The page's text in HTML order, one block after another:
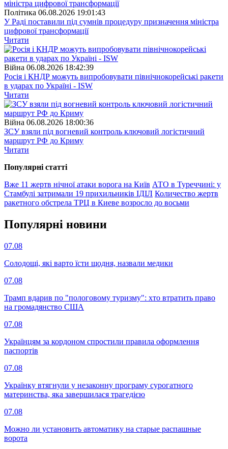
Полiтика 06.08.2026 19:01:43
У Раді поставили під сумнів процедуру призначення міністра
цифрової трансформації
Читати
Війна 06.08.2026 18:42:39
Росія і КНДР можуть випробовувати північнокорейські ракети
в ударах по Україні - ISW
Читати
Війна 06.08.2026 18:00:36
ЗСУ взяли під вогневий контроль ключовий логістичний
маршрут РФ до Криму
Читати
Популярнi статтi
Вже 11 жертв нічної атаки ворога на Київ АТО в Туреччині: у
Стамбулі затримали 19 прихильників ІДІЛ Количество жертв
ракетного обстрела ТРЦ в Киеве возросло до восьми
Популярнi новини
07.08
Солодощі, які варто їсти щодня, назвали медики
07.08
Трамп вдарив по "пологовому туризму": хто втратить право
на громадянство США
07.08
Українцям за кордоном спростили правила оформлення
паспортів
07.08
Українку втягнули у незаконну програму сурогатного
материнства, яка завершилася трагедією
07.08
Можно ли установить автоматику на старые распашные
ворота